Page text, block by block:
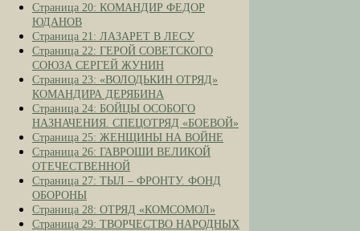
Страница 20: КОМАНДИР ФЕДОР
ЮДАНОВ
Страница 21: ЛАЗАРЕТ В ЛЕСУ
Страница 22: ГЕРОЙ СОВЕТСКОГО
СОЮЗА СЕРГЕЙ ЖУНИН
Страница 23: «ВОЛОДЬКИН ОТРЯД»
КОМАНДИРА ДЕРЯБИНА
Страница 24: БОЙЦЫ ОСОБОГО
НАЗНАЧЕНИЯ. СПЕЦОТРЯД «БОЕВОЙ»
Страница 25: ЖЕНЩИНЫ НА ВОЙНЕ
Страница 26: ГАВРОШИ ВЕЛИКОЙ
ОТЕЧЕСТВЕННОЙ
Страница 27: ТЫЛ – ФРОНТУ. ФОНД
ОБОРОНЫ
Страница 28: ОТРЯД «КОМСОМОЛ»
Страница 29: ТВОРЧЕСТВО НАРОДНЫХ